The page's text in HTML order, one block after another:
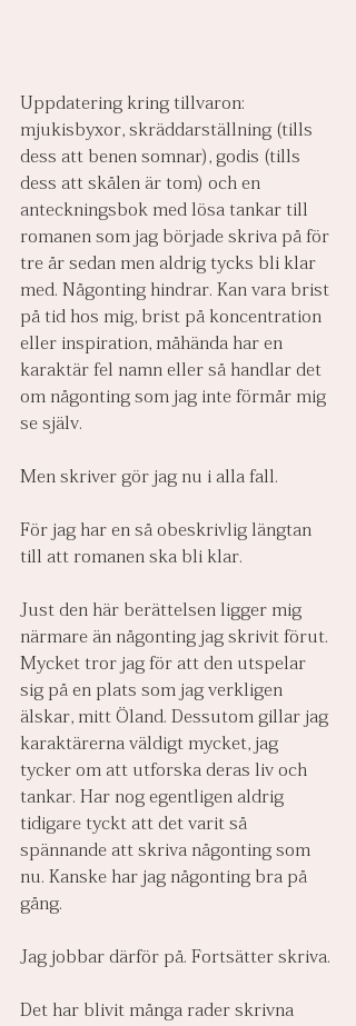
Uppdatering kring tillvaron:
mjukisbyxor, skräddarställning (tills
dess att benen somnar), godis (tills
dess att skålen är tom) och en
anteckningsbok med lösa tankar till
romanen som jag började skriva på för
tre år sedan men aldrig tycks bli klar
med. Någonting hindrar. Kan vara brist
på tid hos mig, brist på koncentration
eller inspiration, måhända har en
karaktär fel namn eller så handlar det
om någonting som jag inte förmår mig
se själv.
Men skriver gör jag nu i alla fall.
För jag har en så obeskrivlig längtan
till att romanen ska bli klar.
Just den här berättelsen ligger mig
närmare än någonting jag skrivit förut.
Mycket tror jag för att den utspelar
sig på en plats som jag verkligen
älskar, mitt Öland. Dessutom gillar jag
karaktärerna väldigt mycket, jag
tycker om att utforska deras liv och
tankar. Har nog egentligen aldrig
tidigare tyckt att det varit så
spännande att skriva någonting som
nu. Kanske har jag någonting bra på
gång.
Jag jobbar därför på. Fortsätter skriva.
Det har blivit många rader skrivna